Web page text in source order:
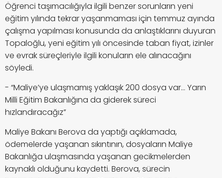
Öğrenci taşımacılığıyla ilgili benzer sorunların yeni
eğitim yılında tekrar yaşanmaması için temmuz ayında
çalışma yapılması konusunda da anlaştıklarını duyuran
Topaloğlu, yeni eğitim yılı öncesinde taban fiyat, izinler
ve evrak süreçleriyle ilgili konuların ele alınacağını
söyledi.
- “Maliye’ye ulaşmamış yaklaşık 200 dosya var… Yarın
Milli Eğitim Bakanlığına da giderek süreci
hızlandıracağız”
Maliye Bakanı Berova da yaptığı açıklamada,
ödemelerde yaşanan sıkıntının, dosyaların Maliye
Bakanlığa ulaşmasında yaşanan gecikmelerden
kaynaklı olduğunu kaydetti. Berova, sürecin